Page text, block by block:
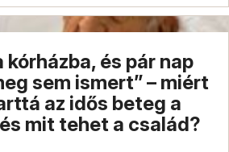
kórházba, és pár nap
sem ismert” – miért
az idős beteg a
mit tehet a család?